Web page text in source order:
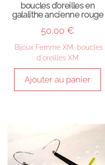
boucles d’oreilles en
galalithe ancienne rouge
50,00 €
Bijoux Femme XM
boucles
d'oreilles XM
Ajouter au panier